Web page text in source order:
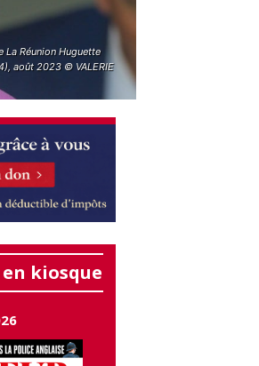
La Réunion Huguette
août 2023 © VALERIE
kiosque